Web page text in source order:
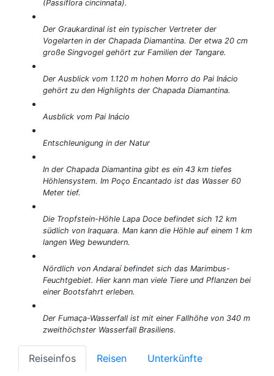
(Passiflora cincinnata).
Der Graukardinal ist ein typischer Vertreter der
Vogelarten in der Chapada Diamantina. Der etwa 20 cm
große Singvogel gehört zur Familien der Tangare.
Der Ausblick vom 1.120 m hohen Morro do Pai Inácio
gehört zu den Highlights der Chapada Diamantina.
Ausblick vom Pai Inácio
Entschleunigung in der Natur
In der Chapada Diamantina gibt es ein 43 km tiefes
Höhlensystem. Im Poço Encantado ist das Wasser 60
Meter tief.
Die Tropfstein-Höhle Lapa Doce befindet sich 12 km
südlich von Iraquara. Man kann die Höhle auf einem 1 km
langen Weg bewundern.
Nördlich von Andaraí befindet sich das Marimbus-
Feuchtgebiet. Hier kann man viele Tiere und Pflanzen bei
einer Bootsfahrt erleben.
Der Fumaça-Wasserfall ist mit einer Fallhöhe von 340 m
zweithöchster Wasserfall Brasiliens.
Reiseinfos Reisen Unterkünfte